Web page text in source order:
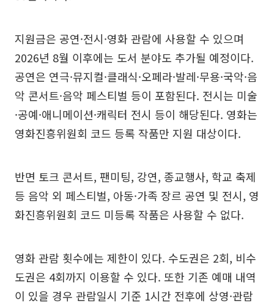
지원금은 공연·전시·영화 관람에 사용할 수 있으며
2026년 8월 이후에는 도서 분야도 추가될 예정이다.
공연은 연극·뮤지컬·클래식·오페라·발레·무용·국악·음
악 콘서트·음악 페스티벌 등이 포함된다. 전시는 미술
·공예·애니메이션·캐릭터 전시 등이 해당된다. 영화는
영화진흥위원회 코드 등록 작품만 지원 대상이다.
반면 토크 콘서트, 팬미팅, 강연, 종교행사, 학교 축제
등 음악 외 페스티벌, 아동·가족 장르 공연 및 전시, 영
화진흥위원회 코드 미등록 작품은 사용할 수 없다.
영화 관람 횟수에는 제한이 있다. 수도권은 2회, 비수
도권은 4회까지 이용할 수 있다. 또한 기존 예매 내역
이 있을 경우 관람일시 기준 1시간 전후에 상영·관람